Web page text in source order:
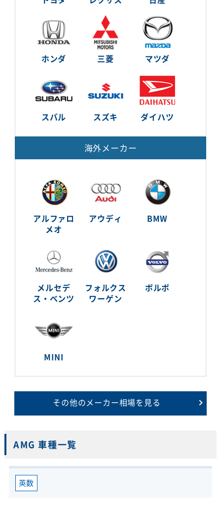
ホンダ 三菱 マツダ
スバル スズキ ダイハツ
海外メーカー
アルファロ
メオ
アウディ BMW
メルセデ
ス・ベンツ
フォルクス
ワーゲン
ボルボ
MINI
その他のメーカー相場を見る
AMG 車種一覧
英数